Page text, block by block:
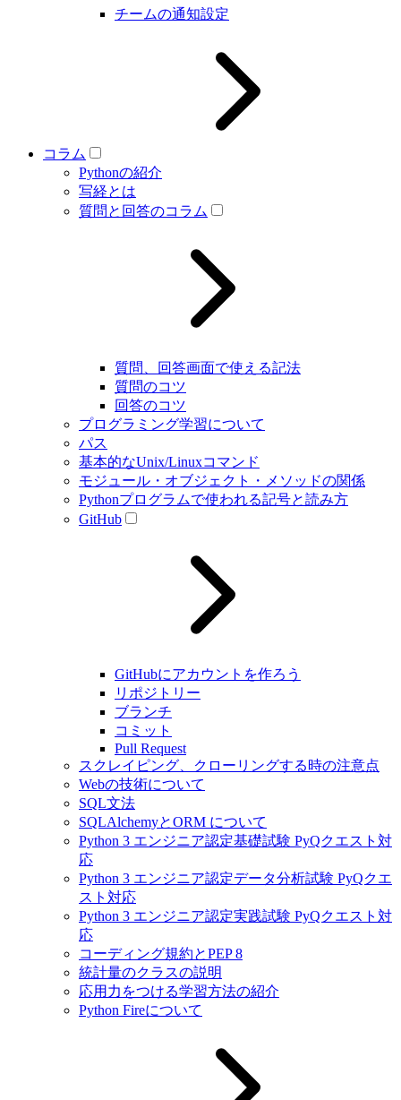
チームの通知設定
コラム
Pythonの紹介
写経とは
質問と回答のコラム
質問、回答画面で使える記法
質問のコツ
回答のコツ
プログラミング学習について
パス
基本的なUnix/Linuxコマンド
モジュール・オブジェクト・メソッドの関係
Pythonプログラムで使われる記号と読み方
GitHub
GitHubにアカウントを作ろう
リポジトリー
ブランチ
コミット
Pull Request
スクレイピング、クローリングする時の注意点
Webの技術について
SQL文法
SQLAlchemyとORM について
Python 3 エンジニア認定基礎試験 PyQクエスト対
応
Python 3 エンジニア認定データ分析試験 PyQクエ
スト対応
Python 3 エンジニア認定実践試験 PyQクエスト対
応
コーディング規約とPEP 8
統計量のクラスの説明
応用力をつける学習方法の紹介
Python Fireについて